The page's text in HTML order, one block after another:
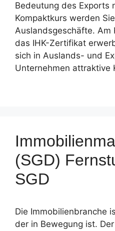
Bedeutung des Exports
Kompaktkurs werden
Auslandsgeschäfte. Am
das IHK-Zertifikat
sich in Auslands- und
Unternehmen attraktive
(SGD)
SGD
Die Immobilienbranche
der in Bewegung ist.